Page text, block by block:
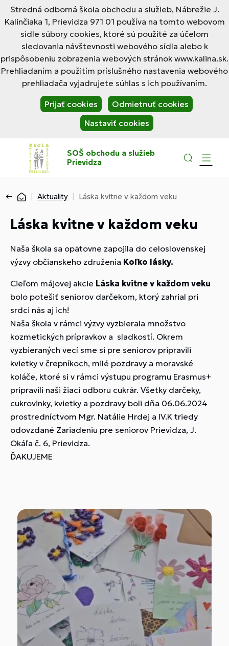
Stredná odborná škola obchodu a služieb, Nábrežie J.
Kalinčiaka 1, Prievidza 971 01 používa na tomto webovom
sídle súbory cookies, ktoré sú použité za účelom
sledovania návštevnosti webového sídla alebo k
prispôsobeniu zobrazenia webových stránok www.kalina.sk.
Prehliadaním a použitím príslušného nastavenia webového
prehliadača vyjadrujete súhlas s ich používaním.
Prijať cookies
Odmietnuť cookies
Nastaviť cookies
SOŠ obchodu a služieb
Prievidza
Aktuality Láska kvitne v každom veku
Láska kvitne v každom veku
Naša škola sa opätovne zapojila do celoslovenskej
výzvy občianskeho združenia Koľko lásky.
Cieľom májovej akcie Láska kvitne v každom veku
bolo potešiť seniorov darčekom, ktorý zahrial pri
srdci nás aj ich!
Naša škola v rámci výzvy vyzbierala množstvo
kozmetických prípravkov a sladkostí. Okrem
vyzbieraných vecí sme si pre seniorov pripravili
kvietky v črepníkoch, milé pozdravy a moravské
koláče, ktoré si v rámci výstupu programu Erasmus+
pripravili naši žiaci odboru cukrár. Všetky darčeky,
cukrovinky, kvietky a pozdravy boli dňa 06.06.2024
prostredníctvom Mgr. Natálie Hrdej a IV.K triedy
odovzdané Zariadeniu pre seniorov Prievidza, J.
Okáľa č. 6, Prievidza.
ĎAKUJEME